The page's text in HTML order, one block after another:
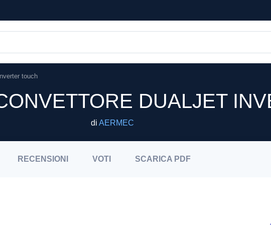
touch
DUALJET
di AERMEC
RECENSIONI VOTI SCARICA PDF